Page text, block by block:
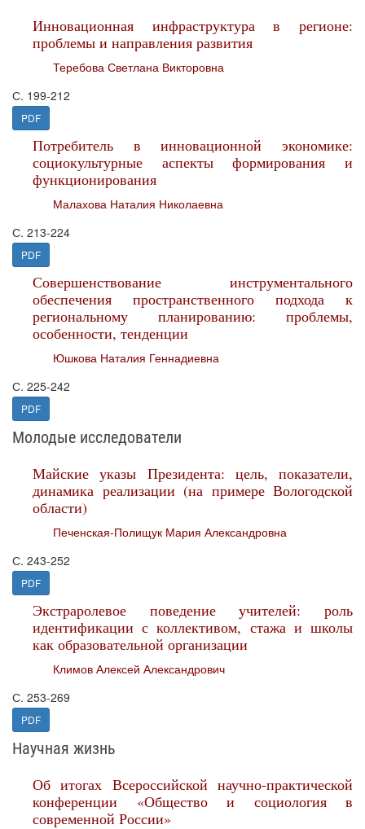
Инновационная инфраструктура в регионе:
проблемы и направления развития
Теребова Светлана Викторовна
С. 199-212
PDF
Потребитель в инновационной экономике:
социокультурные аспекты формирования и
функционирования
Малахова Наталия Николаевна
С. 213-224
PDF
Совершенствование инструментального
обеспечения пространственного подхода к
региональному планированию: проблемы,
особенности, тенденции
Юшкова Наталия Геннадиевна
С. 225-242
PDF
Молодые исследователи
Майские указы Президента: цель, показатели,
динамика реализации (на примере Вологодской
области)
Печенская-Полищук Мария Александровна
С. 243-252
PDF
Экстраролевое поведение учителей: роль
идентификации с коллективом, стажа и школы
как образовательной организации
Климов Алексей Александрович
С. 253-269
PDF
Научная жизнь
Об итогах Всероссийской научно-практической
конференции «Общество и социология в
современной России»